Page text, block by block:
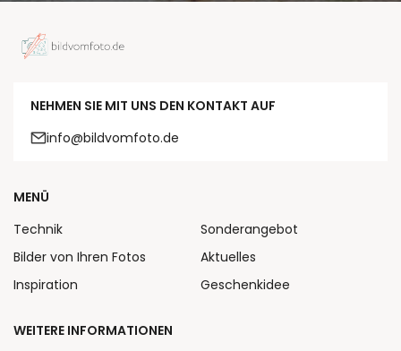
NEHMEN SIE MIT UNS DEN KONTAKT AUF
info@bildvomfoto.de
MENÜ
Technik
Bilder von Ihren Fotos
Inspiration
Sonderangebot
Aktuelles
Geschenkidee
WEITERE INFORMATIONEN